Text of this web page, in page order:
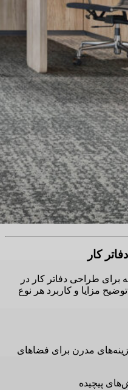
کار
برای طراحی دفاتر کار در
با توضیح مزایا و کاربرد هر نوع
مدرن برای فضاهای
پیچیده